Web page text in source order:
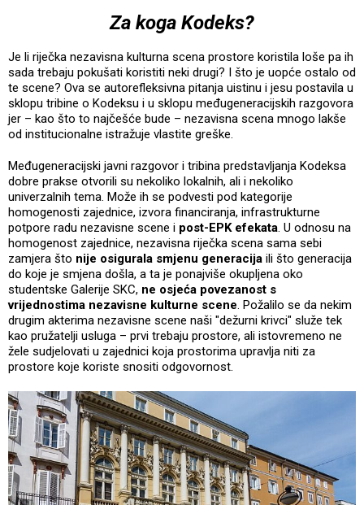
Za koga Kodeks?
Je li riječka nezavisna kulturna scena prostore koristila loše pa ih
sada trebaju pokušati koristiti neki drugi? I što je uopće ostalo od
te scene? Ova se autorefleksivna pitanja uistinu i jesu postavila u
sklopu tribine o Kodeksu i u sklopu međugeneracijskih razgovora
jer – kao što to najčešće bude – nezavisna scena mnogo lakše
od institucionalne istražuje vlastite greške.
Međugeneracijski javni razgovor i tribina predstavljanja Kodeksa
dobre prakse otvorili su nekoliko lokalnih, ali i nekoliko
univerzalnih tema. Može ih se podvesti pod kategorije
homogenosti zajednice, izvora financiranja, infrastrukturne
potpore radu nezavisne scene i post-EPK efekata. U odnosu na
homogenost zajednice, nezavisna riječka scena sama sebi
zamjera što nije osigurala smjenu generacija ili što generacija
do koje je smjena došla, a ta je ponajviše okupljena oko
studentske Galerije SKC, ne osjeća povezanost s
vrijednostima nezavisne kulturne scene. Požalilo se da nekim
drugim akterima nezavisne scene naši "dežurni krivci" služe tek
kao pružatelji usluga – prvi trebaju prostore, ali istovremeno ne
žele sudjelovati u zajednici koja prostorima upravlja niti za
prostore koje koriste snositi odgovornost.